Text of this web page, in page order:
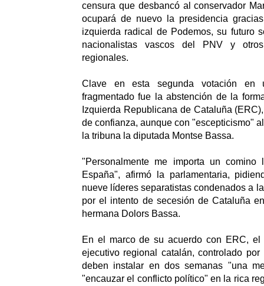
censura que desbancó al conservador
ocupará de nuevo la presidencia
izquierda radical de Podemos, su futuro
nacionalistas vascos del PNV y
regionales.
Clave en esta segunda votación en
fragmentado fue la abstención de la
Izquierda Republicana de Cataluña
de confianza, aunque con "escepticismo"
la tribuna la diputada Montse Bassa.
"Personalmente me importa un comino
España", afirmó la parlamentaria,
nueve líderes separatistas condenados a
por el intento de secesión de Cataluña
hermana Dolors Bassa.
En el marco de su acuerdo con ERC,
ejecutivo regional catalán, controlado por
deben instalar en dos semanas "una
"encauzar el conflicto político" en la rica